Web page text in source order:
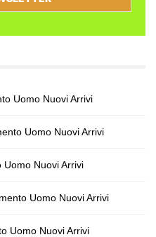
Uomo Nuovi Arrivi
Uomo Nuovi Arrivi
Uomo Nuovi Arrivi
Uomo Nuovi Arrivi
Uomo Nuovi Arrivi